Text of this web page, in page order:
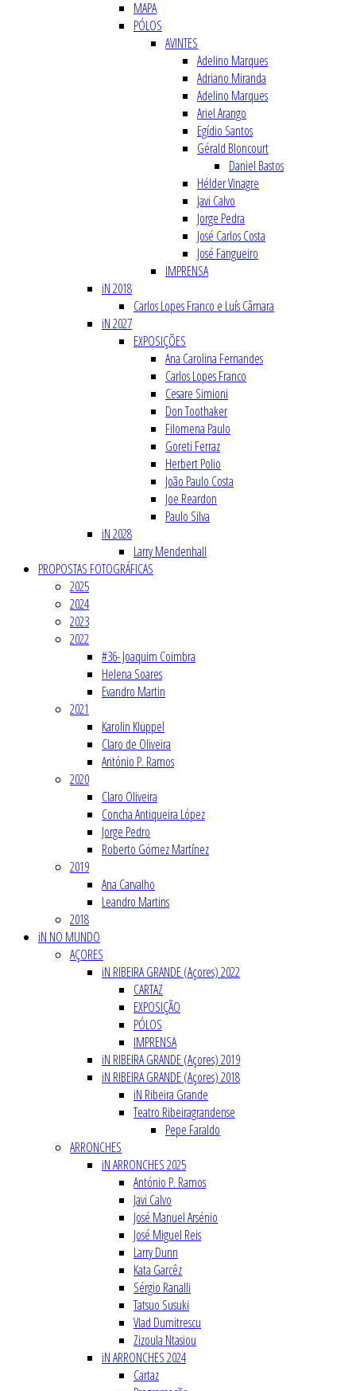
MAPA
PÓLOS
AVINTES
Adelino Marques
Adriano Miranda
Adelino Marques
Ariel Arango
Egídio Santos
Gérald Bloncourt
Daniel Bastos
Hélder Vinagre
Javi Calvo
Jorge Pedra
José Carlos Costa
José Fangueiro
IMPRENSA
iN 2018
Carlos Lopes Franco e Luís Câmara
iN 2027
EXPOSIÇÕES
Ana Carolina Fernandes
Carlos Lopes Franco
Cesare Simioni
Don Toothaker
Filomena Paulo
Goreti Ferraz
Herbert Polio
João Paulo Costa
Joe Reardon
Paulo Silva
iN 2028
Larry Mendenhall
PROPOSTAS FOTOGRÁFICAS
2025
2024
2023
2022
#36- Joaquim Coimbra
Helena Soares
Evandro Martin
2021
Karolin Klüppel
Claro de Oliveira
António P. Ramos
2020
Claro Oliveira
Concha Antiqueira López
Jorge Pedro
Roberto Gómez Martínez
2019
Ana Carvalho
Leandro Martins
2018
iN NO MUNDO
AÇORES
iN RIBEIRA GRANDE (Açores) 2022
CARTAZ
EXPOSIÇÃO
PÓLOS
IMPRENSA
iN RIBEIRA GRANDE (Açores) 2019
iN RIBEIRA GRANDE (Açores) 2018
iN Ribeira Grande
Teatro Ribeiragrandense
Pepe Faraldo
ARRONCHES
iN ARRONCHES 2025
António P. Ramos
Javi Calvo
José Manuel Arsénio
José Miguel Reis
Larry Dunn
Kata Garcêz
Sérgio Ranalli
Tatsuo Susuki
Vlad Dumitrescu
Zizoula Ntasiou
iN ARRONCHES 2024
Cartaz